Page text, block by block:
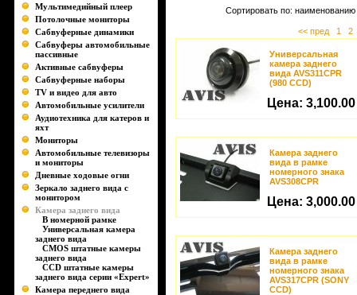
Мультимедийный плеер
Потолочные мониторы
Сабвуферные динамики
Сабвуферы автомобильные
пассивные
Активные сабвуферы
Сабвуферные наборы
TV и видео для авто
Автомобильные усилители
Аудиотехника для катеров и
яхт
Мониторы
Автомобильные телевизоры
и мониторы
Дневные ходовые огни
Зеркало заднего вида с
монитором
Камера заднего вида
В номерной рамке
Универсальная камера
заднего вида
CMOS штатные камеры
заднего вида
CCD штатные камеры
заднего вида серии «Expert»
Камера переднего вида
Сортировать по:
<< пред 1 2
Универсальная
камера заднего
вида AVS311CPR
(980 CCD)
Цена:
Камера заднего
вида в рамке
номерного знака
AVS308CPR
Цена:
Камера заднего
вида в рамке
номерного знака
AVS317CPR (SONY
CCD)